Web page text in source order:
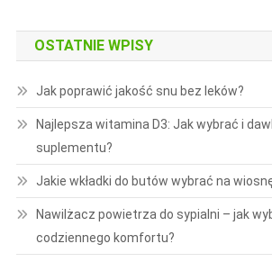
OSTATNIE WPISY
Jak poprawić jakość snu bez leków?
Najlepsza witamina D3: Jak wybrać i
suplementu?
Jakie wkładki do butów wybrać na
Nawilżacz powietrza do sypialni – jak
codziennego komfortu?